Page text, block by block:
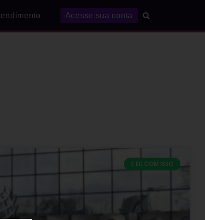
Acesse sua conta
E EU COM ISSO